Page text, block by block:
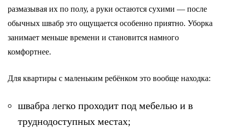
размазывая их по полу, а руки остаются сухими — после
обычных швабр это ощущается особенно приятно. Уборка
занимает меньше времени и становится намного
комфортнее.
Для квартиры с маленьким ребёнком это вообще находка:
швабра легко проходит под мебелью и в
труднодоступных местах;